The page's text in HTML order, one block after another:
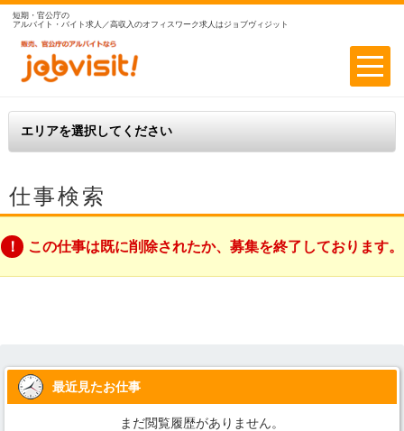
短期・官公庁の
アルバイト・バイト求人／高収入のオフィスワーク求人はジョブヴィジット
仕事検索
この仕事は既に削除されたか、募集を終了しております。
最近見たお仕事
まだ閲覧履歴がありません。